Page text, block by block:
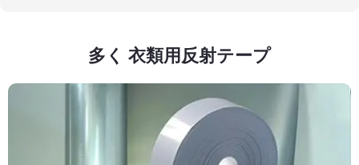
多く 衣類用反射テープ